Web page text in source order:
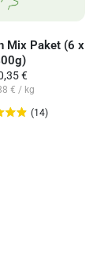
Mix Paket (6 x
€
€ / kg
(14)